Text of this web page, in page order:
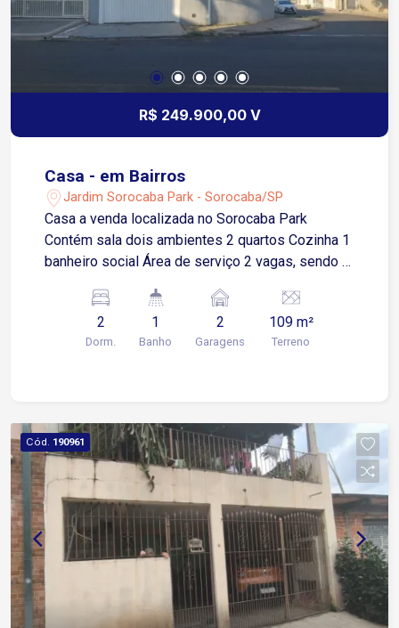
R$ 249.900,00 V
Casa - em Bairros
Jardim Sorocaba Park - Sorocaba/SP
Casa a venda localizada no Sorocaba Park
Contém sala dois ambientes 2 quartos Cozinha 1
banheiro social Área de serviço 2 vagas, sendo 1
2
Dorm.
1
Banho
2
Garagens
109 m²
Terreno
Cód. 190961